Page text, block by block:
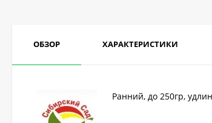
ОБЗОР ХАРАКТЕРИСТИКИ
Ранний, до 250гр,